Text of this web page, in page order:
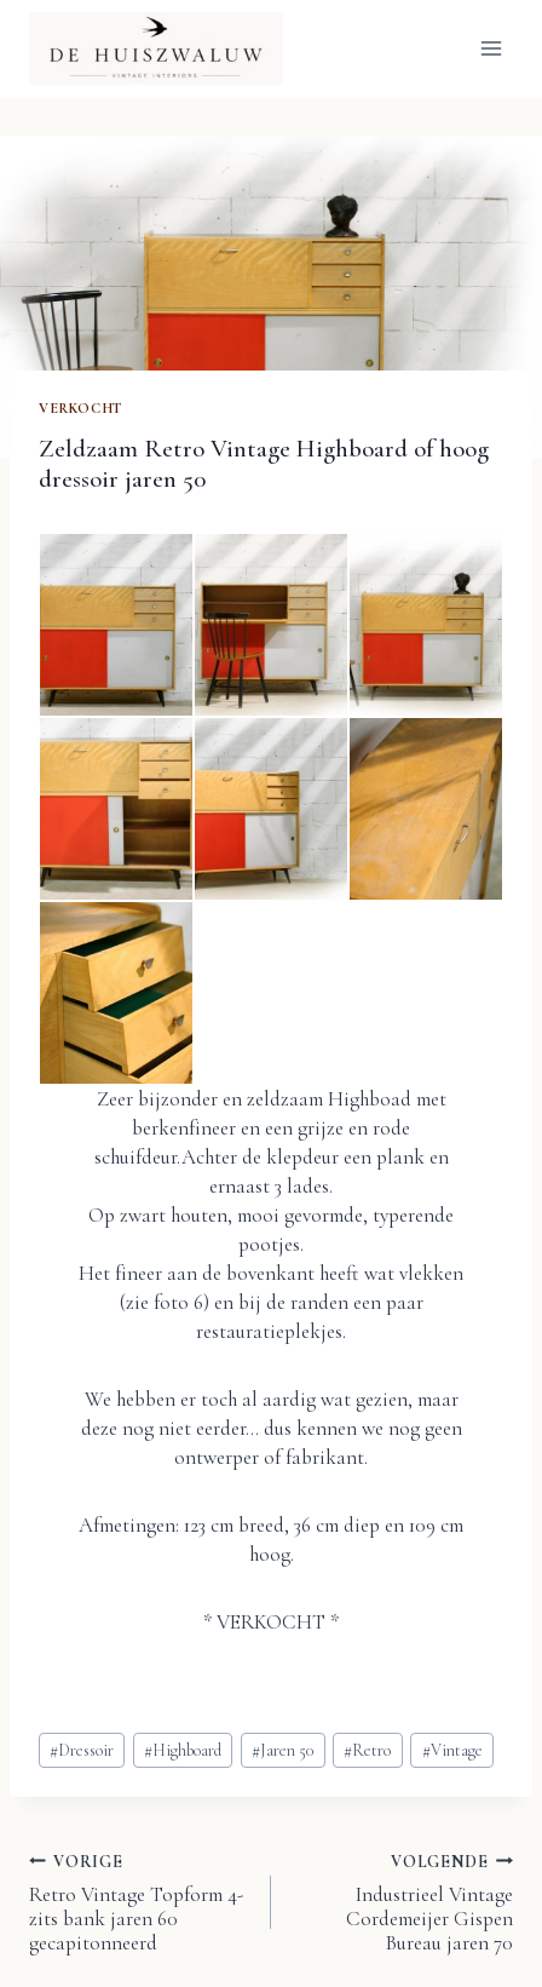
inhoud
VERKOCHT
Zeldzaam Retro Vintage Highboard of hoog
dressoir jaren 50
Zeer bijzonder en zeldzaam Highboad met
berkenfineer en een grijze en rode
schuifdeur.Achter de klepdeur een plank en
ernaast 3 lades.
Op zwart houten, mooi gevormde, typerende
pootjes.
Het fineer aan de bovenkant heeft wat vlekken
(zie foto 6) en bij de randen een paar
restauratieplekjes.
We hebben er toch al aardig wat gezien, maar
deze nog niet eerder… dus kennen we nog geen
ontwerper of fabrikant.
Afmetingen: 123 cm breed, 36 cm diep en 109 cm
hoog.
* VERKOCHT *
Bericht
tags:
#Dressoir #Highboard #Jaren 50 #Retro #Vintage
Bericht
navigatie
VORIGE
Retro Vintage Topform 4-
zits bank jaren 60
gecapitonneerd
VOLGENDE
Industrieel Vintage
Cordemeijer Gispen
Bureau jaren 70